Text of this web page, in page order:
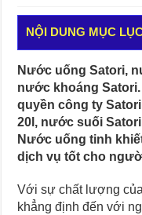
NỘI DUNG MỤC
Nước uống Satori,
nước khoáng
quyền công ty
20l, nước suối
Nước uống tinh
dịch vụ tốt cho
Với sự chất lượng
khẳng định đến với